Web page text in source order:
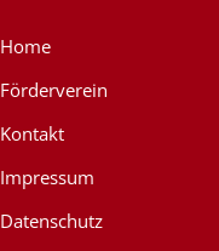
Home
Förderverein
Kontakt
Impressum
Datenschutz